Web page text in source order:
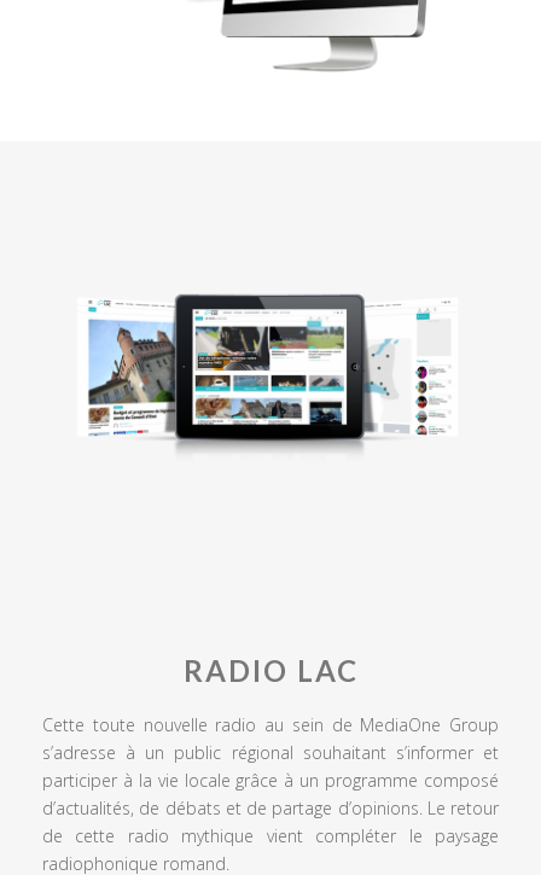
RADIO LAC
Cette toute nouvelle radio au sein de MediaOne Group
s’adresse à un public régional souhaitant s’informer et
participer à la vie locale grâce à un programme composé
d’actualités, de débats et de partage d’opinions. Le retour
de cette radio mythique vient compléter le paysage
radiophonique romand.